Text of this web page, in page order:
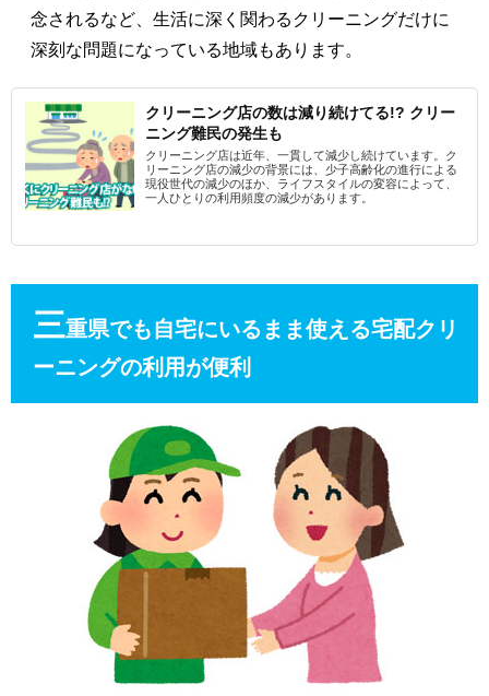
念されるなど、生活に深く関わるクリーニングだけに
深刻な問題になっている地域もあります。
クリーニング店の数は減り続けてる!? クリー
ニング難民の発生も
クリーニング店は近年、一貫して減少し続けています。ク
リーニング店の減少の背景には、少子高齢化の進行による
現役世代の減少のほか、ライフスタイルの変容によって、
一人ひとりの利用頻度の減少があります。
三重県でも自宅にいるまま使える宅配クリ
ーニングの利用が便利